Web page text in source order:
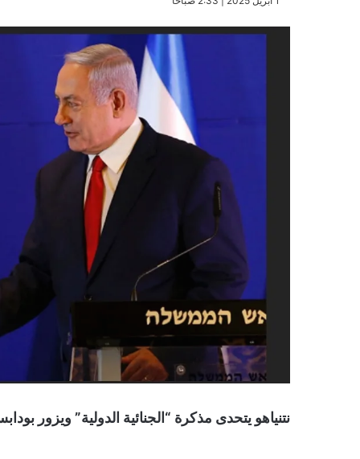
نتنياهو يتحدى مذكرة “الجنائية الدولية” ويزور